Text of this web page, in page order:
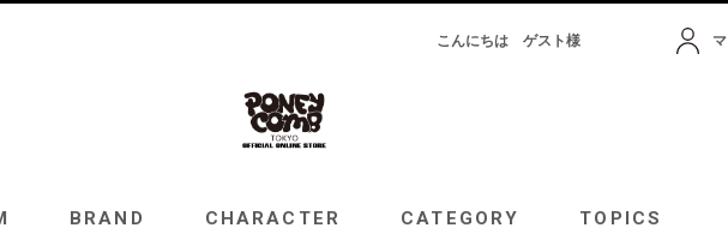
こんにちはゲスト様
BRAND CHARACTER CATEGORY TOPICS